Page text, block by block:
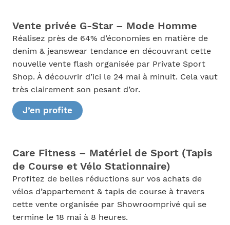
Vente privée G-Star – Mode Homme
Réalisez près de 64% d’économies en matière de
denim & jeanswear tendance en découvrant cette
nouvelle vente flash organisée par Private Sport
Shop. À découvrir d’ici le 24 mai à minuit. Cela vaut
très clairement son pesant d’or.
J’en profite
Care Fitness – Matériel de Sport (Tapis
de Course et Vélo Stationnaire)
Profitez de belles réductions sur vos achats de
vélos d’appartement & tapis de course à travers
cette vente organisée par Showroomprivé qui se
termine le 18 mai à 8 heures.